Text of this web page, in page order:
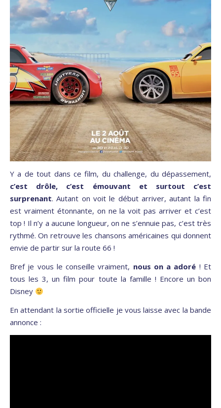
Y a de tout dans ce film, du challenge, du dépassement,
c’est drôle, c’est émouvant et surtout c’est
surprenant. Autant on voit le début arriver, autant la fin
est vraiment étonnante, on ne la voit pas arriver et c’est
top ! Il n’y a aucune longueur, on ne s’ennuie pas, c’est très
rythmé. On retrouve les chansons américaines qui donnent
envie de partir sur la route 66 !
Bref je vous le conseille vraiment, nous on a adoré ! Et
tous les 3, un film pour toute la famille ! Encore un bon
Disney
En attendant la sortie officielle je vous laisse avec la bande
annonce :